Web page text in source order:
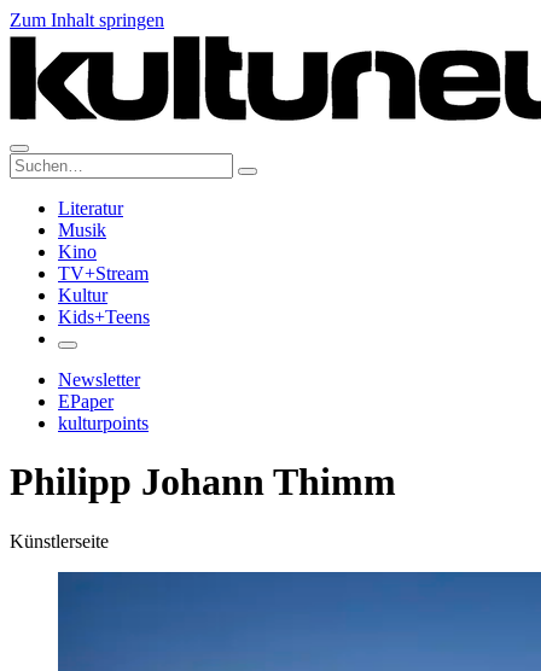
Zum Inhalt springen
Suche:
Literatur
Musik
Kino
TV+Stream
Kultur
Kids+Teens
Newsletter
EPaper
kulturpoints
Philipp Johann Thimm
Künstlerseite